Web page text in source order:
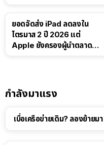
ยอดจัดส่ง iPad ลดลงใน
ไตรมาส 2 ปี 2026 แต่
Apple ยังครองผู้นำตลาด
กำลังมาแรง
เบื่อเครือข่ายเดิม? ลองย้าย